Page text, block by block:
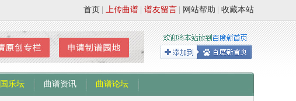
收藏本站
网站帮助
谱友留言
上传曲谱
首页
乐坛 曲谱资讯 曲谱论坛